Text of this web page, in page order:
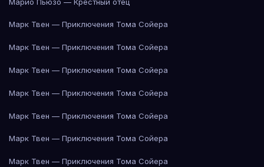
Марк Твен — Приключения Тома Сойера
Марк Твен — Приключения Тома Сойера
Марк Твен — Приключения Тома Сойера
Марк Твен — Приключения Тома Сойера
Марк Твен — Приключения Тома Сойера
Марк Твен — Приключения Тома Сойера
Марк Твен — Приключения Тома Сойера